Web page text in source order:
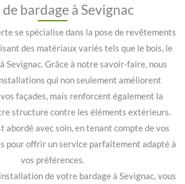
de bardage à Sevignac
se spécialise dans la pose de revêtements
des matériaux variés tels que le bois, le
Sevignac. Grâce à notre savoir-faire, nous
qui non seulement améliorent
façades, mais renforcent également la
structure contre les éléments extérieurs.
abordé avec soin, en tenant compte de vos
pour offrir un service parfaitement adapté à
vos préférences.
de votre bardage à Sevignac, vous